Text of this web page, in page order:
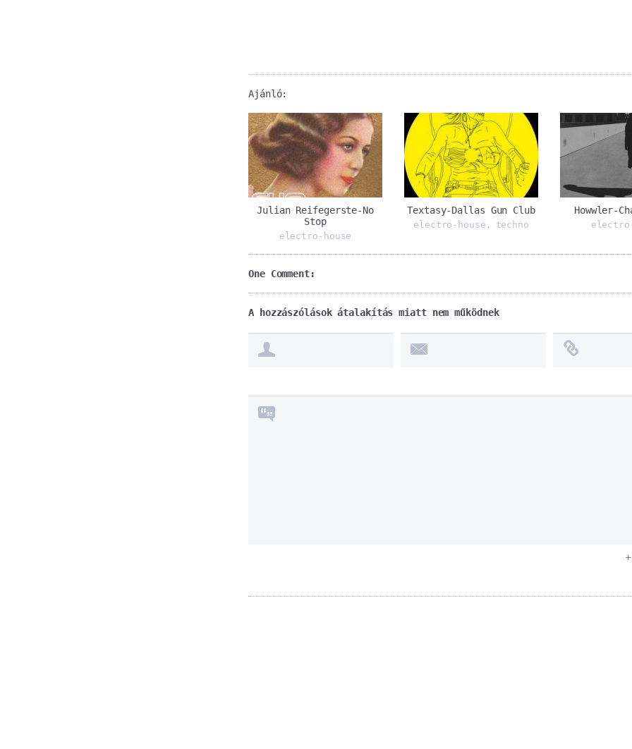
Ajánló:
Julian Reifegerste-No
Stop
electro-house
Textasy-Dallas Gun Club
electro-house , techno
Howwler-
One Comment:
A hozzászólások átalakítás miatt nem működnek